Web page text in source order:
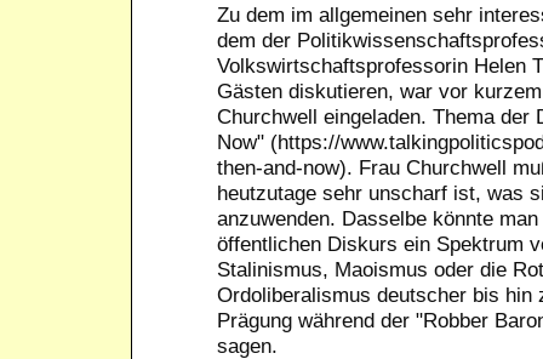
Zu dem im allgemeinen sehr
dem der
Volkswirtschaftsprofessorin Helen
Gästen diskutieren, war vor
Churchwell eingeladen. Thema
Now" (https://
then-and-now). Frau Churchwell
heutzutage sehr unscharf ist, was
anzuwenden. Dasselbe könnte
öffentlichen Diskurs ein Spektrum
Stalinismus, Maoismus oder die
Ordoliberalismus deutscher bis
Prägung während der "Robber
sagen.